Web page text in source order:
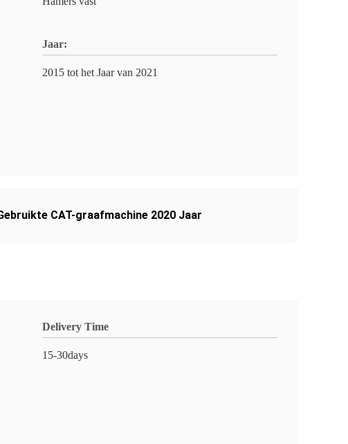
Jaar:
2015 tot het Jaar van 2021
CAT-graafmachine 2020 Jaar
Delivery Time
15-30days